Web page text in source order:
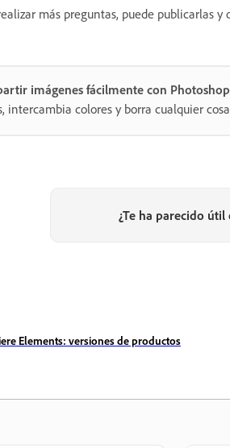
más preguntas, puede publicarlas
imágenes fácilmente con
intercambia colores y borra cualquier
¿Te ha parecido útil
Elements: versiones de productos